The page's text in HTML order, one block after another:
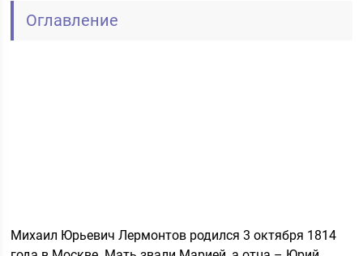
Оглавление
Михаил Юрьевич Лермонтов родился 3 октября 1814